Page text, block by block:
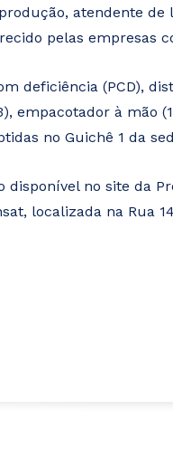
atendente de
pelas empresas
deficiência (PCD),
empacotador à mão
no Guichê 1 da
disponível no site da
localizada na Rua